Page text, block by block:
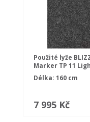
Použité lyže
Marker TP 11
Délka: 160 cm
7 995 Kč